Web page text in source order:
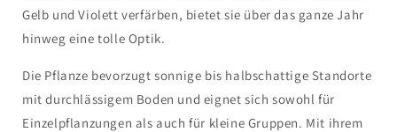
Gelb und Violett verfärben, bietet sie über das ganze Jahr
hinweg eine tolle Optik.
Die Pflanze bevorzugt sonnige bis halbschattige Standorte
mit durchlässigem Boden und eignet sich sowohl für
Einzelpflanzungen als auch für kleine Gruppen. Mit ihrem